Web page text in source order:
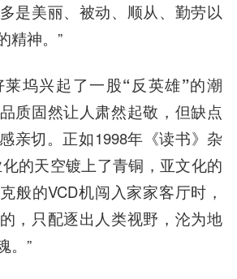
是美丽、被动、顺从、勤劳以
精神。”
坞兴起了一股“反英雄”的潮
质固然让人肃然起敬，但缺点
亲切。正如1998年《读书》杂
的天空镀上了青铜，亚文化的
般的VCD机闯入家家客厅时，
，只配逐出人类视野，沦为地
。”